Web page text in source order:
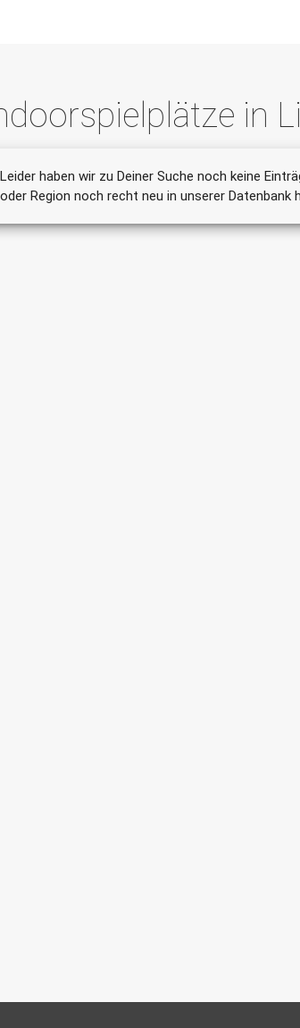
in
Leider haben wir zu Deiner Suche noch keine
oder Region noch recht neu in unserer Datenbank